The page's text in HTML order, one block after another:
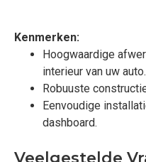
Kenmerken:
Hoogwaardige
interieur van uw auto.
Robuuste
Eenvoudige
dashboard.
Veelgestelde